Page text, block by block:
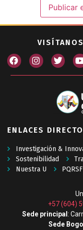
ENLACES
Investigación &
Sostenibilidad
Nuestra U
PQRSF
+57 (604)
Sede principal :
Sede